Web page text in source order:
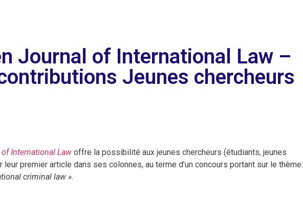
Journal of International Law –
Jeunes chercheurs
International Law offre la possibilité aux jeunes chercheurs (étudiants, jeunes
premier article dans ses colonnes, au terme d’un concours portant sur le thème:
criminal law ».